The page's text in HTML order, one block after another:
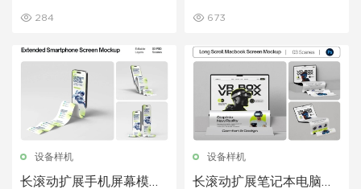
284 673
设备样机
长滚动扩展手机屏幕模型
设备样机
长滚动扩展笔记本电脑屏